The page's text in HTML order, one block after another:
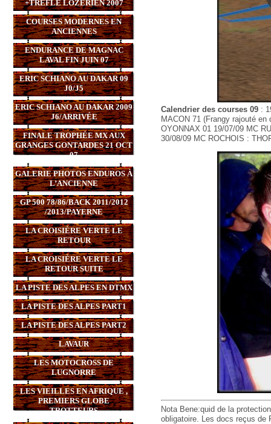
+TRÈFLE LOZÉRIEN 2007
COURSES MODERNES EN
ANCIENNES
ENDURANCE DE MAGNAC
LAVAL FIN JUIN 07
ERIC SCHIANO AU DAKAR 09
J0/J5
ERIC SCHIANO AU DAKAR 2009
J6/ARRIVÉE
FINALE TROPHÉE MX AUX
GRANGES GONTARDES 21 OCT
07
GALERIE PHOTOS ENDUROS À
L’ANCIENNE
GP 500 78/86/BACK 2011/2012
/2013/PAYERNE
LA CROISIÈRE VERTE LE
RETOUR
LA CROISIÈRE VERTE LE
RETOUR SUITE
LA PISTE DES ALPES EN DTMX
LA PISTE DES ALPES PART1
LA PISTE DES ALPES PART2
LAVAUR
LES MOTOCROSS DE
LUGNORRE
LES VIEILLES EN AFRIQUE ,
PREMIERS GLOBE
TROTTEURS
Calendrier des courses 09 :
MACON 71 (Frangy rajouté
OYONNAX 01 19/07/09 MC
30/08/09 MC ROCHOIS :
Nota Bene:quid de la
obligatoire. Les docs reçus de